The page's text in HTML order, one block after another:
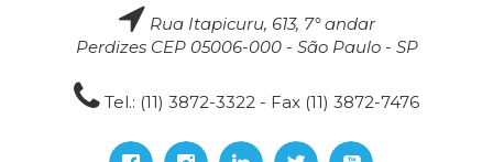
Rua Itapicuru, 613, 7° andar
Perdizes CEP 05006-000 - São Paulo - SP
Tel.: (11) 3872-3322 - Fax (11) 3872-7476